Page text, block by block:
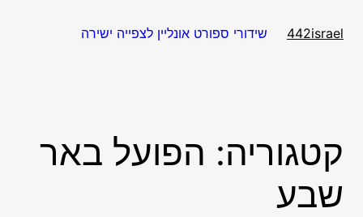
לתוכן442israel שידורי ספורט אונליין לצפייה ישירה
קטגוריה: הפועל באר
שבע